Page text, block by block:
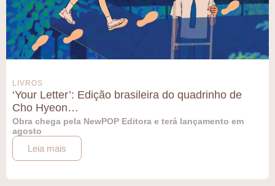
LIVROS
‘Your Letter’: Edição brasileira do quadrinho de
Cho Hyeon…
Obra chega pela NewPOP Editora e terá lançamento em
agosto
Leia mais